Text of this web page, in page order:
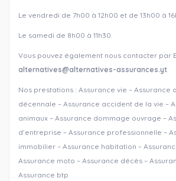
Le vendredi de 7h00 à 12h00 et de 13h00 à
Le samedi de 8h00 à 11h30.
Vous pouvez également nous contacter par
alternatives@alternatives-assurances.yt
Nos prestations : Assurance vie – Assurance
décennale – Assurance accident de la vie –
animaux – Assurance dommage ouvrage –
d’entreprise – Assurance professionnelle –
immobilier – Assurance habitation –
Assurance moto – Assurance décès –
Assurance btp